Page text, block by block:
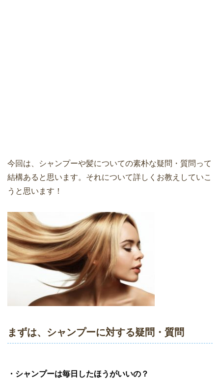
今回は、シャンプーや髪についての素朴な疑問・質問って
結構あると思います。それについて詳しくお教えしていこ
うと思います！
まずは、シャンプーに対する疑問・質問
・シャンプーは毎日したほうがいいの？